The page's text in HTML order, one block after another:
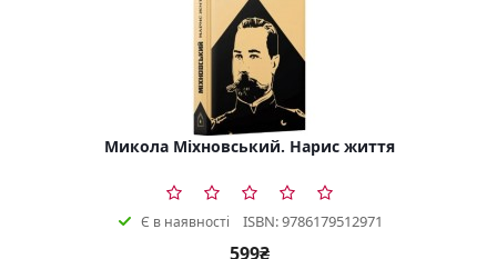
Микола Міхновський. Нарис життя
Є в наявності ISBN: 9786179512971
599₴